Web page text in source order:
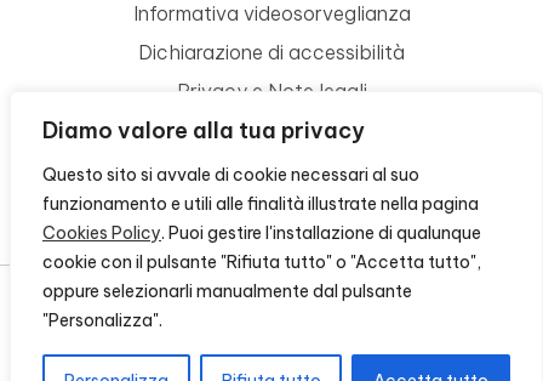
Diamo valore alla tua privacy
Questo sito si avvale di cookie necessari al suo
funzionamento e utili alle finalità illustrate nella pagina
Cookies Policy. Puoi gestire l'installazione di qualunque
cookie con il pulsante "Rifiuta tutto" o "Accetta tutto",
oppure selezionarli manualmente dal pulsante
"Personalizza".
Informativa videosorveglianza
Dichiarazione di accessibilità
Privacy e Note legali
Termini di utilizzo
Cookie policy
Contattaci
CREDITS